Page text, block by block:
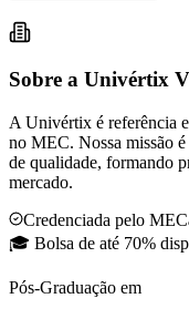
Sobre a Univértix
A Univértix é referência
no MEC. Nossa missão
de qualidade, formando
mercado.
Credenciada pelo MEC
🎓 Bolsa de até 70%
Pós-Graduação em